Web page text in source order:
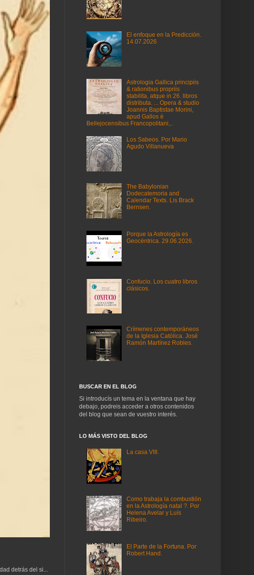
detrás del si...
El enfoque en la Predicción.
14.07.2026
Astrologia Gallica principiis
& rationibus propriis
stabilita, atque in 26. libros
distributa. ... Opera & studio
Joannis Baptistae Morini,
apud Gallos è
Bellejocensibus Francopolitani,..
Los Sabeos. Por Mario
Agudo Villanueva
The Babylonian
Dodecatemoria and
Calendar Texts. Lis Brack
Bernsen.
Porque la Astrología es
Geocéntrica. 29.06.2026.
Confucio. Los cuatro libros
clásicos.
Crímenes contemporáneos
de la Iglesia Católica. José
Ramón Martínez Robles.
BUSCAR EN EL BLOG
Si introducís un tema en la ventana que hay
debajo, podreis acceder a otros contenidos
del blog que sean de vuestro interés.
LO MÁS VISTO DEL BLOG
La casa VIII.
Como trabaja la combustión
en la Astrología natal ?. Por
Helena Avelar y Luís
Ribeiro.
El Parte de la Fortuna. Por
Robert Hand.